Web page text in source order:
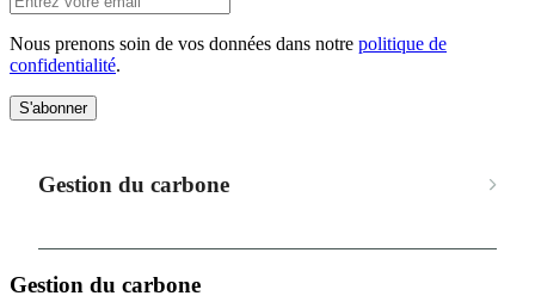
Nous prenons soin de vos données dans notre politique de
confidentialité.
S'abonner
Gestion du carbone
Gestion du carbone